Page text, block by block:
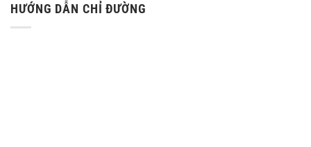
HƯỚNG DẪN CHỈ ĐƯỜNG